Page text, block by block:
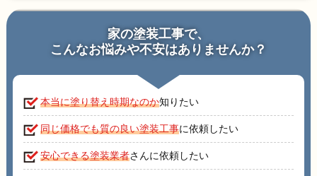
家の塗装工事で、
こんなお悩みや不安はありませんか？
本当に塗り替え時期なのか知りたい
同じ価格でも質の良い塗装工事に依頼したい
安心できる塗装業者さんに依頼したい